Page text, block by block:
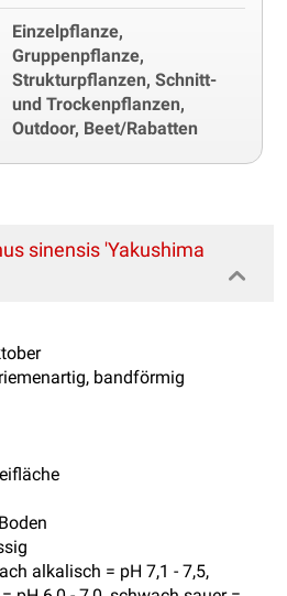
Einzelpflanze,
Gruppenpflanze,
Strukturpflanzen, Schnitt-
und Trockenpflanzen,
Outdoor, Beet/Rabatten
sinensis 'Yakushima
bandförmig
alkalisch = pH 7,1 - 7,5,